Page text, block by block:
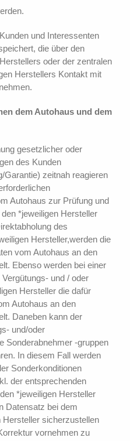
und Interessenten
die über den
oder der zentralen
Herstellers Kontakt mit
dem Autohaus und dem
gesetzlicher oder
des Kunden
Garantie) zeitnah reagieren
Autohaus zur Prüfung und
*jeweiligen Hersteller
des
Hersteller,werden die
vom Autohaus an den
Ebenso werden bei einer
und / oder
Hersteller die dafür
Autohaus an den
Daneben kann der
und/oder
Sonderabnehmer -gruppen
In diesem Fall werden
Sonderkonditionen
der entsprechenden
*jeweiligen Hersteller
Datensatz bei dem
sicherzustellen
vornehmen zu